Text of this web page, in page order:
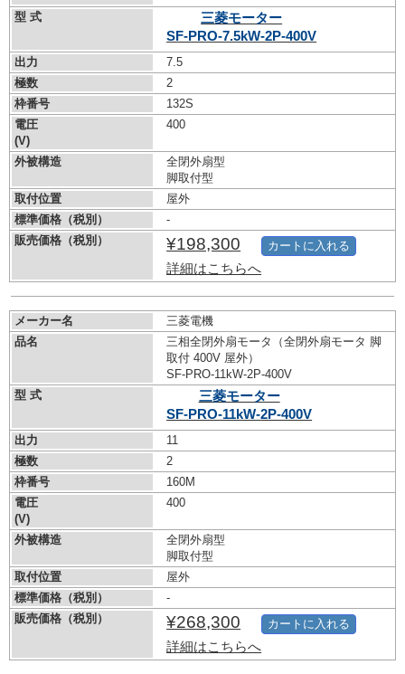
型 式
三菱モーター
SF-PRO-7.5kW-2P-400V
出力
7.5
極数
2
枠番号
132S
電圧
(V)
400
外被構造
全閉外扇型
脚取付型
取付位置
屋外
標準価格（税別）
-
販売価格（税別）
¥198,300
詳細はこちらへ
カートに入れる
メーカー名
三菱電機
品名
三相全閉外扇モータ（全閉外扇モータ 脚
取付 400V 屋外）
SF-PRO-11kW-2P-400V
型 式
三菱モーター
SF-PRO-11kW-2P-400V
出力
11
極数
2
枠番号
160M
電圧
(V)
400
外被構造
全閉外扇型
脚取付型
取付位置
屋外
標準価格（税別）
-
販売価格（税別）
¥268,300
詳細はこちらへ
カートに入れる